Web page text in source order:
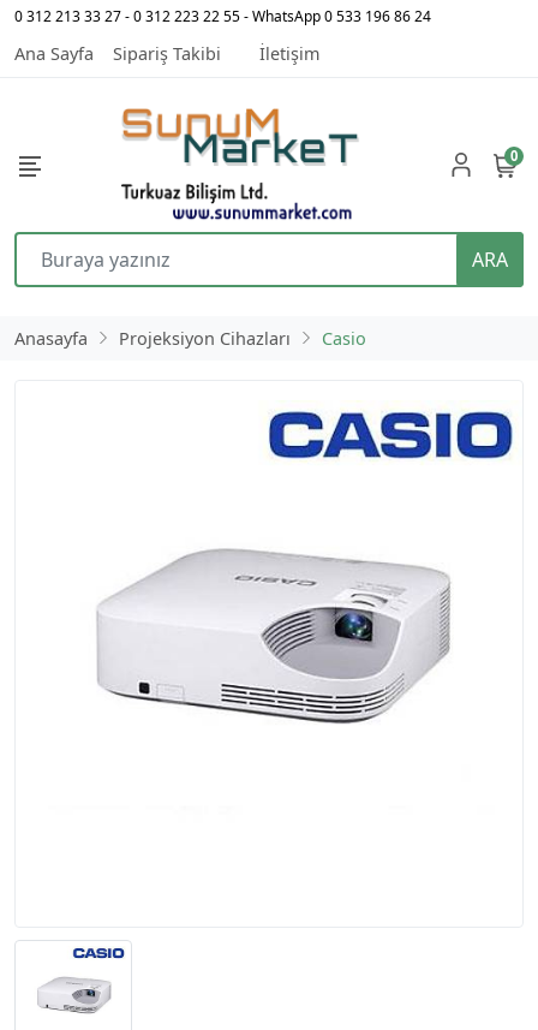
0 312 213 33 27 - 0 312 223 22 55 - WhatsApp 0 533 196 86 24
Ana Sayfa Sipariş Takibi İletişim
ARA
0
Anasayfa Projeksiyon Cihazları Casio